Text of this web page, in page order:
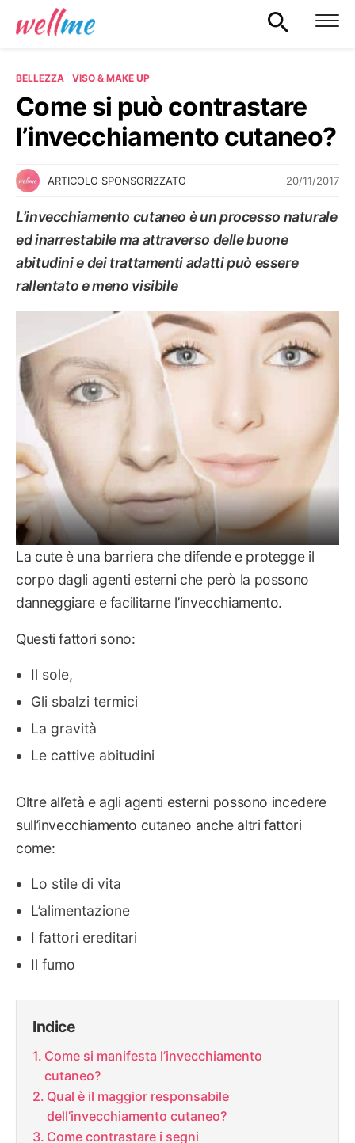
BELLEZZA VISO & MAKE UP
Come si può contrastare
l’invecchiamento cutaneo?
ARTICOLO SPONSORIZZATO 20/11/2017
L’invecchiamento cutaneo è un processo naturale
ed inarrestabile ma attraverso delle buone
abitudini e dei trattamenti adatti può essere
rallentato e meno visibile
VISO & MAKE UP
La cute è una barriera che difende e protegge il
corpo dagli agenti esterni che però la possono
danneggiare e facilitarne l’invecchiamento.
Questi fattori sono:
Il sole,
Gli sbalzi termici
La gravità
Le cattive abitudini
Oltre all’età e agli agenti esterni possono incedere
sull’invecchiamento cutaneo anche altri fattori
come:
Lo stile di vita
L’alimentazione
I fattori ereditari
Il fumo
Indice
Come si manifesta l’invecchiamento
cutaneo?
Qual è il maggior responsabile
dell’invecchiamento cutaneo?
Come contrastare i segni